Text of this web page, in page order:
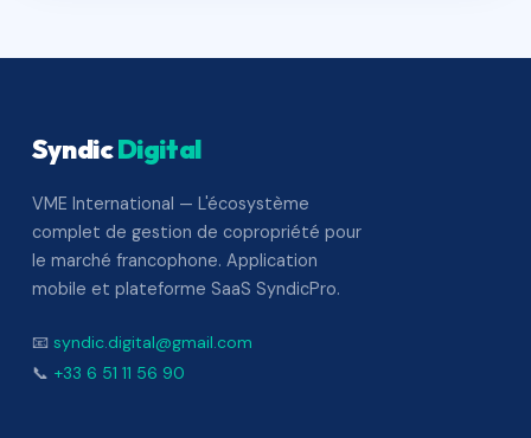
SyndicDigital
VME International — L'écosystème
complet de gestion de copropriété pour
le marché francophone. Application
mobile et plateforme SaaS SyndicPro.
📧 syndic.digital@gmail.com
📞 +33 6 51 11 56 90